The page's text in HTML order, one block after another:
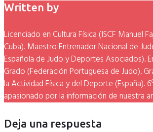
Written by
Licenciado en Cultura Física (ISCF Manuel
Cuba). Maestro Entrenador Nacional de
Española de Judo y Deportes Asociados).
Grado (Federación Portuguesa de Judo).
la Actividad Física y del Deporte (España).
apasionado por la información de nuestra
Deja una respuesta